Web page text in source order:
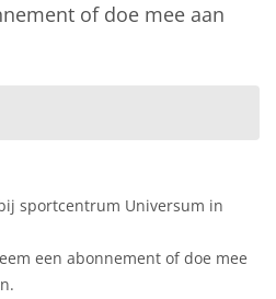
of doe mee aan
sportcentrum Universum in
een abonnement of doe mee